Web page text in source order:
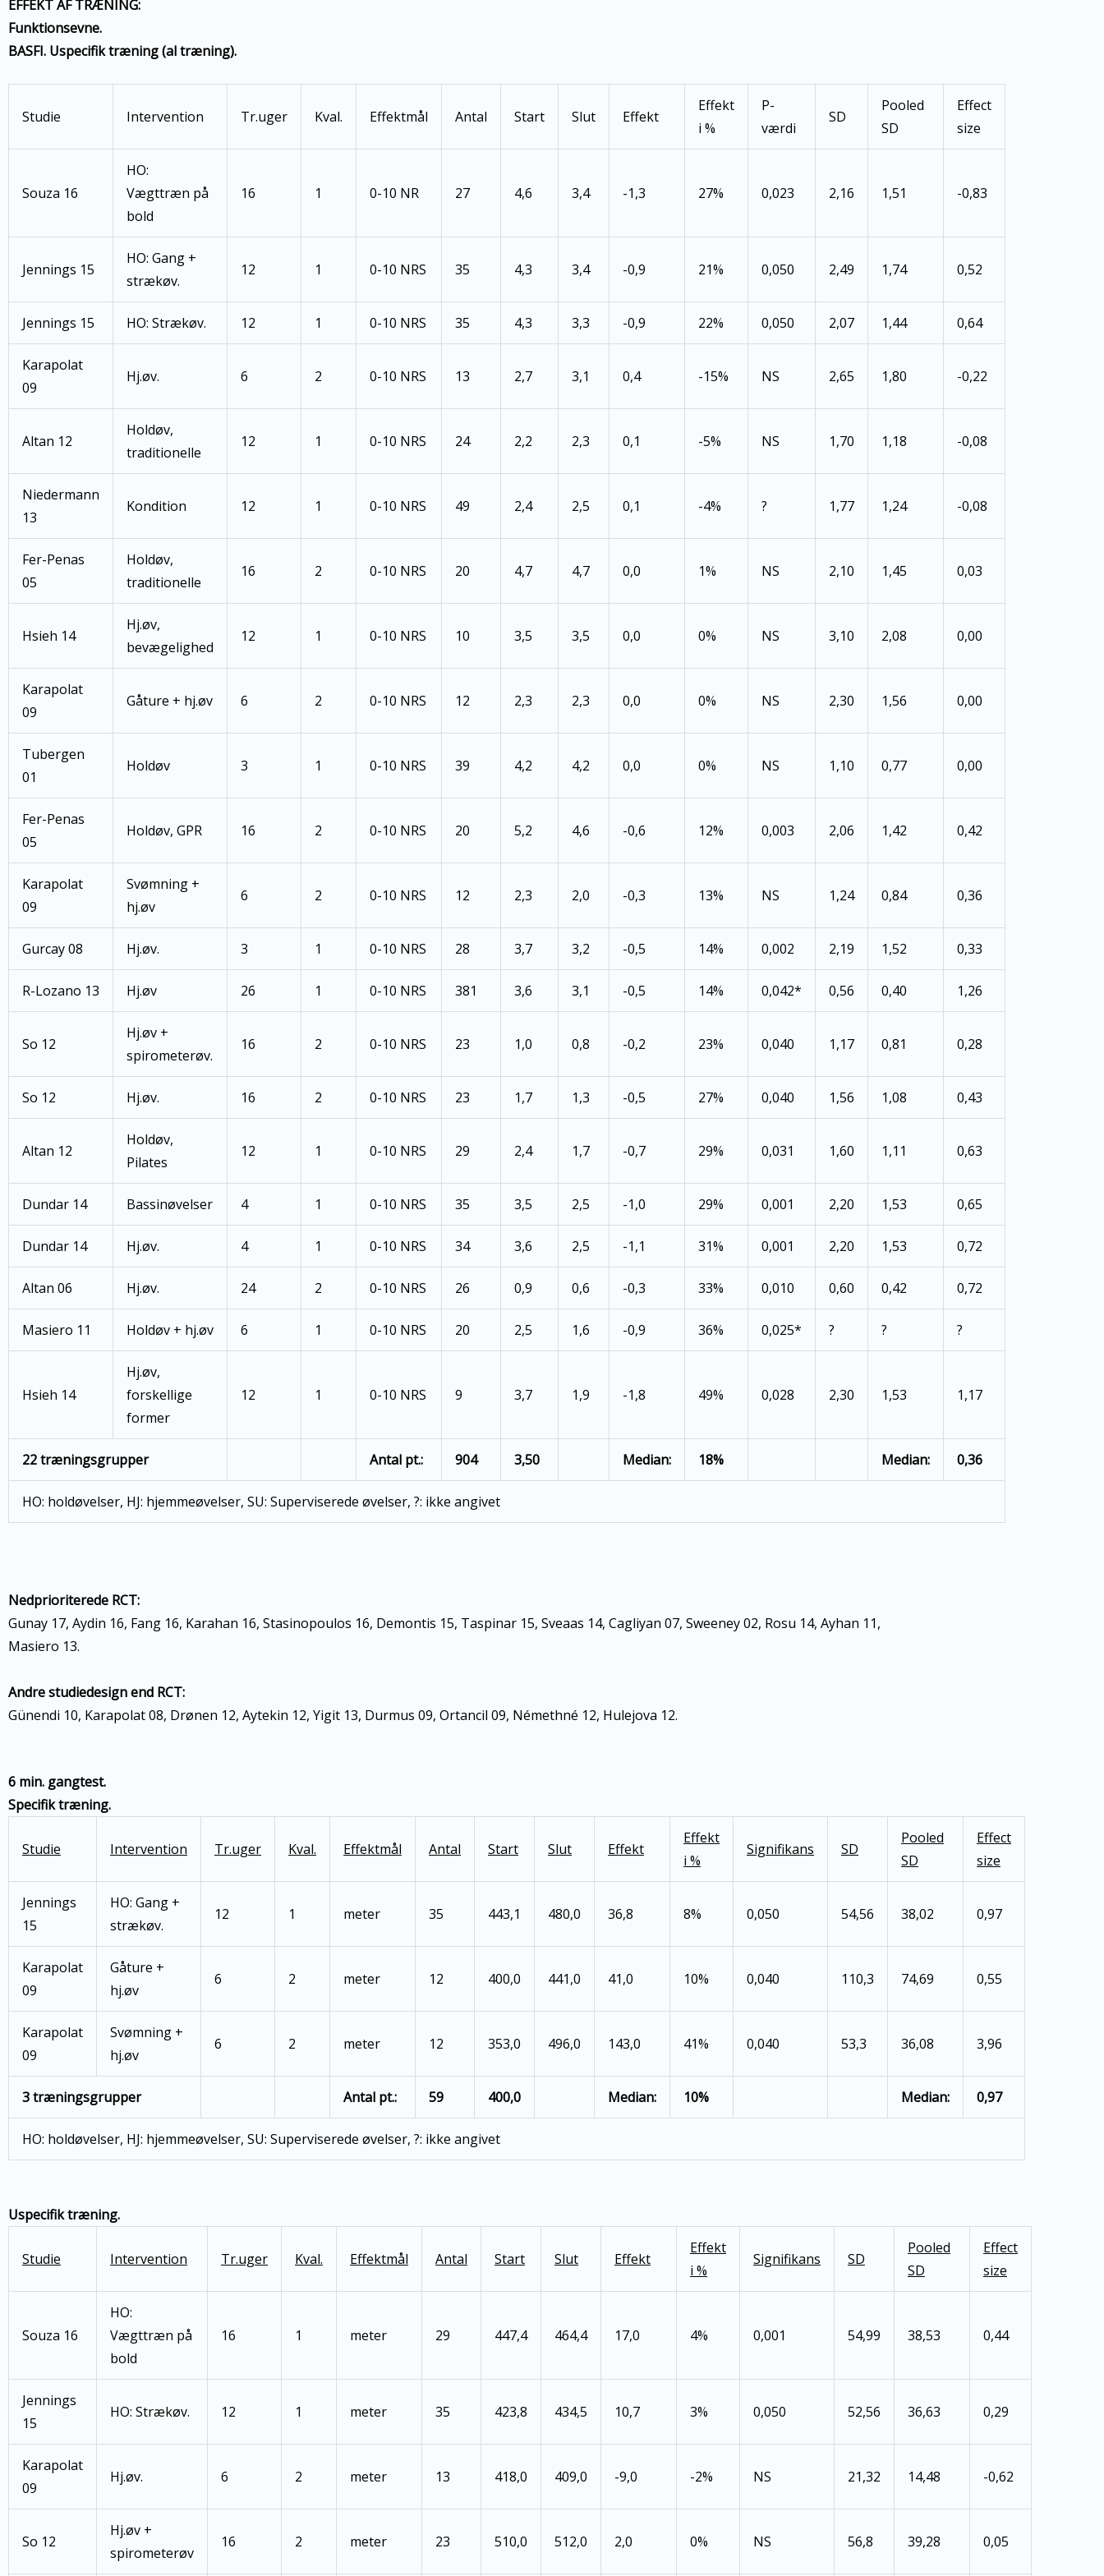
EFFEKT AF TRÆNING:
Funktionsevne.
BASFI. Uspecifik træning (al træning).
Studie Intervention Tr.uger Kval. Effektmål Antal Start Slut Effekt
Effekt
i %
P-
værdi
SD
Pooled
SD
Effect
size
Souza 16
HO:
Vægttræn på
bold
16 1 0-10 NR 27 4,6 3,4 -1,3 27% 0,023 2,16 1,51 -0,83
Jennings 15
HO: Gang +
strækøv.
12 1 0-10 NRS 35 4,3 3,4 -0,9 21% 0,050 2,49 1,74 0,52
Jennings 15 HO: Strækøv. 12 1 0-10 NRS 35 4,3 3,3 -0,9 22% 0,050 2,07 1,44 0,64
Karapolat
09
Hj.øv. 6 2 0-10 NRS 13 2,7 3,1 0,4 -15% NS 2,65 1,80 -0,22
Altan 12
Holdøv,
traditionelle
12 1 0-10 NRS 24 2,2 2,3 0,1 -5% NS 1,70 1,18 -0,08
Niedermann
13
Kondition 12 1 0-10 NRS 49 2,4 2,5 0,1 -4% ? 1,77 1,24 -0,08
Fer-Penas
05
Holdøv,
traditionelle
16 2 0-10 NRS 20 4,7 4,7 0,0 1% NS 2,10 1,45 0,03
Hsieh 14
Hj.øv,
bevægelighed
12 1 0-10 NRS 10 3,5 3,5 0,0 0% NS 3,10 2,08 0,00
Karapolat
09
Gåture + hj.øv 6 2 0-10 NRS 12 2,3 2,3 0,0 0% NS 2,30 1,56 0,00
Tubergen
01
Holdøv 3 1 0-10 NRS 39 4,2 4,2 0,0 0% NS 1,10 0,77 0,00
Fer-Penas
05
Holdøv, GPR 16 2 0-10 NRS 20 5,2 4,6 -0,6 12% 0,003 2,06 1,42 0,42
Karapolat
09
Svømning +
hj.øv
6 2 0-10 NRS 12 2,3 2,0 -0,3 13% NS 1,24 0,84 0,36
Gurcay 08 Hj.øv. 3 1 0-10 NRS 28 3,7 3,2 -0,5 14% 0,002 2,19 1,52 0,33
R-Lozano 13 Hj.øv 26 1 0-10 NRS 381 3,6 3,1 -0,5 14% 0,042* 0,56 0,40 1,26
So 12
Hj.øv +
spirometerøv.
16 2 0-10 NRS 23 1,0 0,8 -0,2 23% 0,040 1,17 0,81 0,28
So 12 Hj.øv. 16 2 0-10 NRS 23 1,7 1,3 -0,5 27% 0,040 1,56 1,08 0,43
Altan 12
Holdøv,
Pilates
12 1 0-10 NRS 29 2,4 1,7 -0,7 29% 0,031 1,60 1,11 0,63
Dundar 14 Bassinøvelser 4 1 0-10 NRS 35 3,5 2,5 -1,0 29% 0,001 2,20 1,53 0,65
Dundar 14 Hj.øv. 4 1 0-10 NRS 34 3,6 2,5 -1,1 31% 0,001 2,20 1,53 0,72
Altan 06 Hj.øv. 24 2 0-10 NRS 26 0,9 0,6 -0,3 33% 0,010 0,60 0,42 0,72
Masiero 11 Holdøv + hj.øv 6 1 0-10 NRS 20 2,5 1,6 -0,9 36% 0,025* ? ? ?
Hsieh 14
Hj.øv,
forskellige
former
12 1 0-10 NRS 9 3,7 1,9 -1,8 49% 0,028 2,30 1,53 1,17
22 træningsgrupper Antal pt.: 904 3,50 Median: 18% Median: 0,36
HO: holdøvelser, HJ: hjemmeøvelser, SU: Superviserede øvelser, ?: ikke angivet
Nedprioriterede RCT:
Gunay 17, Aydin 16, Fang 16, Karahan 16, Stasinopoulos 16, Demontis 15, Taspinar 15, Sveaas 14, Cagliyan 07, Sweeney 02, Rosu 14, Ayhan 11,
Masiero 13.
Andre studiedesign end RCT:
Günendi 10, Karapolat 08, Drønen 12, Aytekin 12, Yigit 13, Durmus 09, Ortancil 09, Némethné 12, Hulejova 12.
6 min. gangtest.
Specifik træning.
Studie Intervention Tr.uger Kval. Effektmål Antal Start Slut Effekt
Effekt
i %
Signifikans SD
Pooled
SD
Effect
size
Jennings
15
HO: Gang +
strækøv.
12 1 meter 35 443,1 480,0 36,8 8% 0,050 54,56 38,02 0,97
Karapolat
09
Gåture +
hj.øv
6 2 meter 12 400,0 441,0 41,0 10% 0,040 110,3 74,69 0,55
Karapolat
09
Svømning +
hj.øv
6 2 meter 12 353,0 496,0 143,0 41% 0,040 53,3 36,08 3,96
3 træningsgrupper Antal pt.: 59 400,0 Median: 10% Median: 0,97
HO: holdøvelser, HJ: hjemmeøvelser, SU: Superviserede øvelser, ?: ikke angivet
Uspecifik træning.
Studie Intervention Tr.uger Kval. Effektmål Antal Start Slut Effekt
Effekt
i %
Signifikans SD
Pooled
SD
Effect
size
Souza 16
HO:
Vægttræn på
bold
16 1 meter 29 447,4 464,4 17,0 4% 0,001 54,99 38,53 0,44
Jennings
15
HO: Strækøv. 12 1 meter 35 423,8 434,5 10,7 3% 0,050 52,56 36,63 0,29
Karapolat
09
Hj.øv. 6 2 meter 13 418,0 409,0 -9,0 -2% NS 21,32 14,48 -0,62
So 12
Hj.øv +
spirometerøv
16 2 meter 23 510,0 512,0 2,0 0% NS 56,8 39,28 0,05